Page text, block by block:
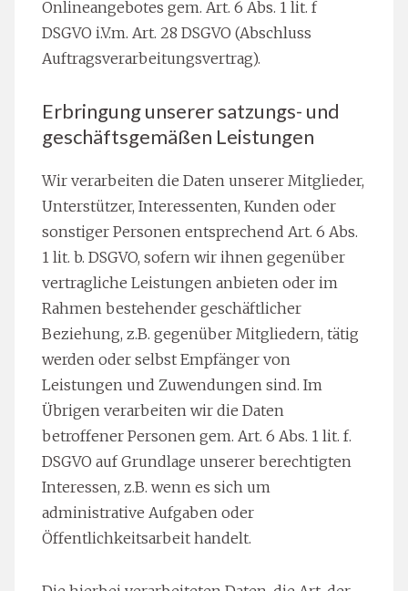
Onlineangebotes gem. Art. 6 Abs. 1 lit. f
DSGVO i.V.m. Art. 28 DSGVO (Abschluss
Auftragsverarbeitungsvertrag).
Erbringung unserer satzungs- und
geschäftsgemäßen Leistungen
Wir verarbeiten die Daten unserer Mitglieder,
Unterstützer, Interessenten, Kunden oder
sonstiger Personen entsprechend Art. 6 Abs.
1 lit. b. DSGVO, sofern wir ihnen gegenüber
vertragliche Leistungen anbieten oder im
Rahmen bestehender geschäftlicher
Beziehung, z.B. gegenüber Mitgliedern, tätig
werden oder selbst Empfänger von
Leistungen und Zuwendungen sind. Im
Übrigen verarbeiten wir die Daten
betroffener Personen gem. Art. 6 Abs. 1 lit. f.
DSGVO auf Grundlage unserer berechtigten
Interessen, z.B. wenn es sich um
administrative Aufgaben oder
Öffentlichkeitsarbeit handelt.